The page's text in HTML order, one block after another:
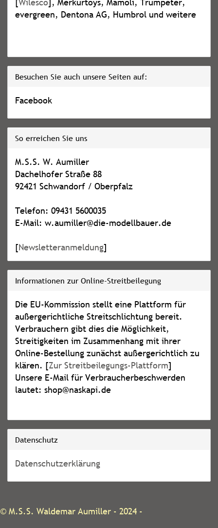
evergreen, Dentona AG, Humbrol und weitere
Besuchen Sie auch unsere Seiten auf:
Facebook
So erreichen Sie uns
M.S.S. W. Aumiller
Dachelhofer Straße 88
92421 Schwandorf / Oberpfalz
Telefon: 09431 5600035
E-Mail: w.aumiller@die-modellbauer.de
[Newsletteranmeldung]
Informationen zur Online-Streitbeilegung
Die EU-Kommission stellt eine Plattform für
außergerichtliche Streitschlichtung bereit.
Verbrauchern gibt dies die Möglichkeit,
Streitigkeiten im Zusammenhang mit ihrer
Online-Bestellung zunächst außergerichtlich zu
klären. [Zur Streitbeilegungs-Plattform]
Unsere E-Mail für Verbraucherbeschwerden
lautet: shop@naskapi.de
Datenschutz
Datenschutzerklärung
© M.S.S. Waldemar Aumiller - 2024 -